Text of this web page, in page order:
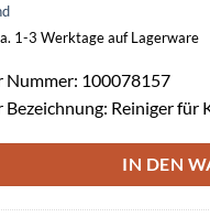
1-3 Werktage auf Lagerware
Nummer: 100078157
Bezeichnung: Reiniger für
IN DEN